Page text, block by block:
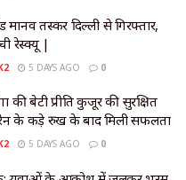
मानव तस्कर दिल्ली से गिरफ्तार,
रेस्क्यू |
5 DAYS AGO 0
बेटी प्रीति कुजूर की सुरक्षित
के कड़े रुख के बाद मिली सफलता
5 DAYS AGO 0